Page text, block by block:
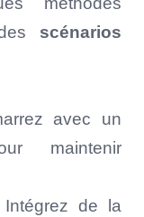
scénarios
avec un
maintenir
de la